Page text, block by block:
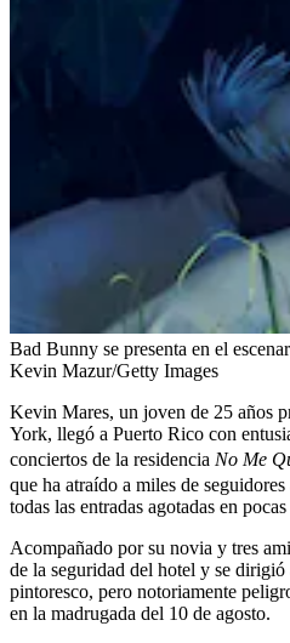
Bad Bunny se presenta en el
Kevin Mazur/Getty Images
Kevin Mares, un joven de 25 años
York, llegó a Puerto Rico con
conciertos de la residencia No Me
que ha atraído a miles de
todas las entradas agotadas en
Acompañado por su novia y tres
de la seguridad del hotel y se
pintoresco, pero notoriamente
en la madrugada del 10 de agosto.